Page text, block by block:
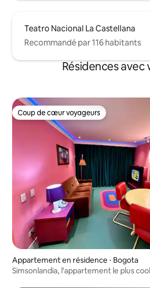
Teatro Nacional La Castellana
Recommandé par 116 habitants
Résidences avec
Coup de cœur voyageurs
Coup de cœur voyageurs
Appartement en résidence ⋅ Bogota
Simsonlandia, l'appartement le plus